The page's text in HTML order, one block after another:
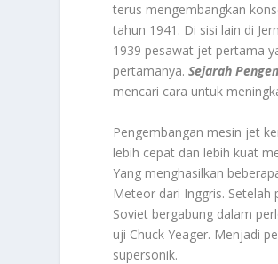
terus mengembangkan
tahun 1941. Di sisi lain di
1939 pesawat jet pertama
pertamanya.Sejarah
mencari cara untuk
Pengembangan mesin jet
lebih cepat dan lebih kuat
Yang menghasilkan
Meteor dari Inggris.
Soviet bergabung dalam
uji Chuck Yeager. Menjadi
supersonik.